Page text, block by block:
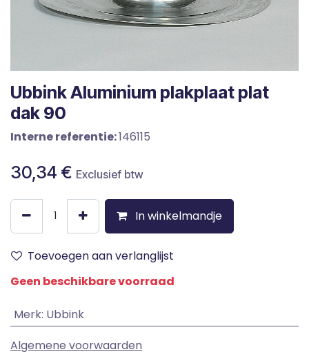
Ubbink Aluminium plakplaat plat
dak 90
Interne referentie:146115
30,34 € Exclusief btw
In winkelmandje
Toevoegen aan verlanglijst
Geen beschikbare voorraad
Merk: Ubbink
Algemene voorwaarden